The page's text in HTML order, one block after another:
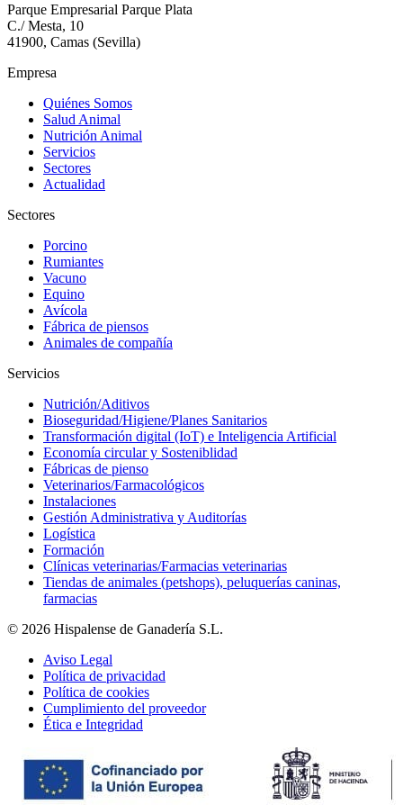
Parque Empresarial Parque Plata
C./ Mesta, 10
41900, Camas (Sevilla)
Empresa
Quiénes Somos
Salud Animal
Nutrición Animal
Servicios
Sectores
Actualidad
Sectores
Porcino
Rumiantes
Vacuno
Equino
Avícola
Fábrica de piensos
Animales de compañía
Servicios
Nutrición/Aditivos
Bioseguridad/Higiene/Planes Sanitarios
Transformación digital (IoT) e Inteligencia Artificial
Economía circular y Sosteniblidad
Fábricas de pienso
Veterinarios/Farmacológicos
Instalaciones
Gestión Administrativa y Auditorías
Logística
Formación
Clínicas veterinarias/Farmacias veterinarias
Tiendas de animales (petshops), peluquerías caninas,
farmacias
© 2026 Hispalense de Ganadería S.L.
Aviso Legal
Política de privacidad
Política de cookies
Cumplimiento del proveedor
Ética e Integridad